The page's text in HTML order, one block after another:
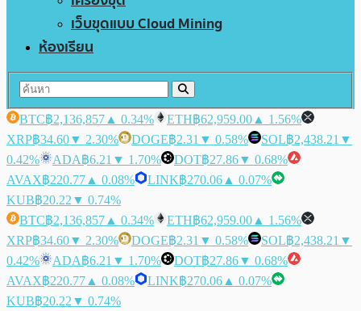
เว็บขุดแบบ Cloud Mining
ห้องเรียน
BTC฿2,136,857 ▲ 0.34% ETH฿62,959.00 ▲ 1.56%
XRP฿34.60▼ 2.30% DOGE฿2.31 ▼ 0.58% SOL฿2,438.21 ▼
0.42%
ADA฿6.21 ▼ 1.70% DOT฿27.86▼ 0.68%
AVAX฿220.77 ▲ 0.08% LINK฿270.06 ▲ 0.07%
KUB฿20.22 ▼ 0.74%
BTC฿2,136,857 ▲ 0.34% ETH฿62,959.00 ▲ 1.56%
XRP฿34.60▼ 2.30% DOGE฿2.31 ▼ 0.58% SOL฿2,438.21 ▼
0.42%
ADA฿6.21 ▼ 1.70% DOT฿27.86▼ 0.68%
AVAX฿220.77 ▲ 0.08% LINK฿270.06 ▲ 0.07%
KUB฿20.22 ▼ 0.74%